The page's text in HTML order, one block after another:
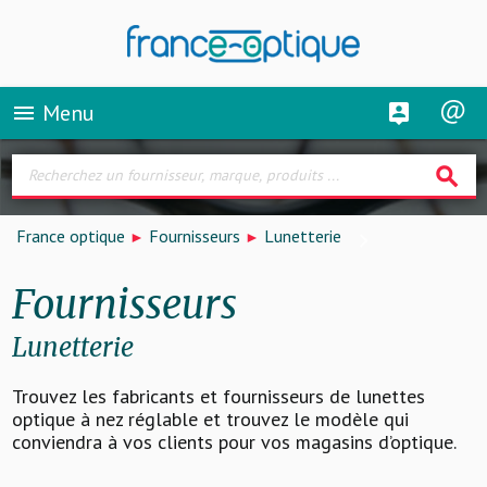
menu Menu
search
France optique Fournisseurs Lunetterie
Fournisseurs
Lunetterie
Trouvez les fabricants et fournisseurs de lunettes
optique à nez réglable et trouvez le modèle qui
conviendra à vos clients pour vos magasins d’optique.